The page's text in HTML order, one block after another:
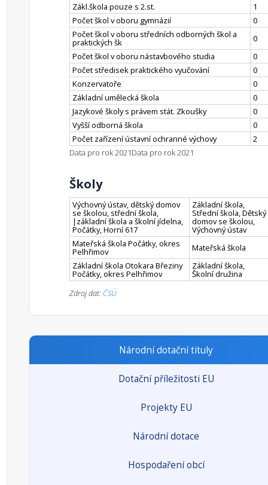
Zákl.škola pouze s 2.st.
1
Počet škol v oboru gymnázií
0
Počet škol v oboru středních odborných škol a
praktických šk
0
Počet škol v oboru nástavbového studia
0
Počet středisek praktického vyučování
0
Konzervatoře
0
Základní umělecká škola
0
Jazykové školy s právem stát. Zkoušky
0
Vyšší odborná škola
0
Počet zařízení ústavní ochranné výchovy
2
Data pro rok 2021Data pro rok 2021
Školy
Výchovný ústav, dětský domov
se školou, střední škola,
|základní škola a školní jídelna,
Počátky, Horní 617
Základní škola,
Střední škola, Dětský
domov se školou,
Výchovný ústav
Mateřská škola Počátky, okres
Pelhřimov
Mateřská škola
Základní škola Otokara Březiny
Počátky, okres Pelhřimov
Základní škola,
Školní družina
Zdroj dat: ČSÚ
Národní dotační tituly
Dotační příležitosti EU
Projekty EU
Národní dotace
Hospodaření obcí